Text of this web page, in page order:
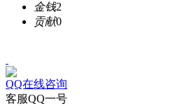
金钱2
贡献0
QQ在线咨询
客服QQ一号